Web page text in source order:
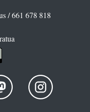
/ 661 678 818